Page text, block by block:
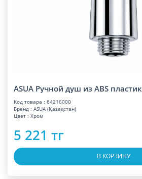
ASUA Ручной душ из ABS пластик
Код товара : 84216000
Бренд : ASUA (Қазақстан)
Цвет : Хром
5 221 тг
В КОРЗИНУ